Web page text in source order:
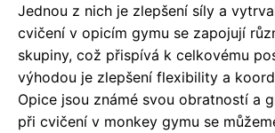
Jednou z nich je zlepšení síly a
cvičení v opicím gymu se zapojují
skupiny, což přispívá k celkovému
výhodou je zlepšení flexibility a
Opice jsou známé svou obratností a
při cvičení v monkey gymu se